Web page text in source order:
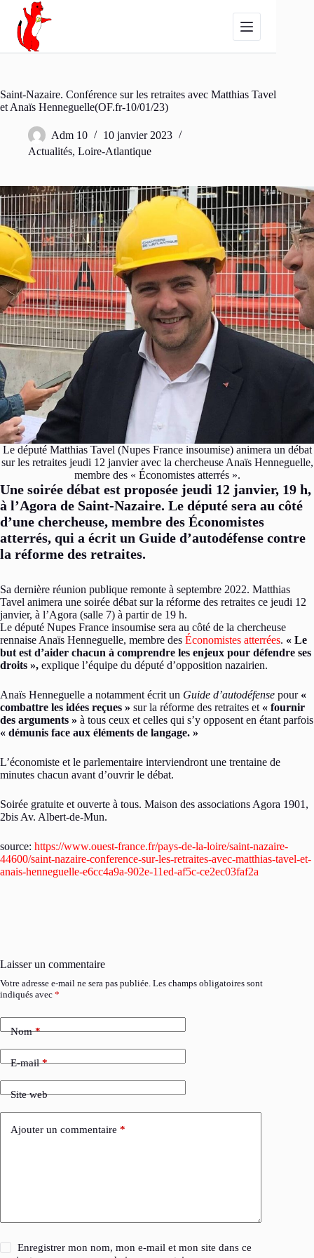
Passer
contenu
Saint-Nazaire. Conférence sur les retraites avec Matthias Tavel
et Anaïs Henneguelle(OF.fr-10/01/23)
Adm 10
10 janvier 2023
Actualités, Loire-Atlantique
Le député Matthias Tavel (Nupes France insoumise) animera un débat
sur les retraites jeudi 12 janvier avec la chercheuse Anaïs Henneguelle,
membre des « Économistes atterrés ».
Une soirée débat est proposée jeudi 12 janvier, 19 h,
à l’Agora de Saint-Nazaire. Le député sera au côté
d’une chercheuse, membre des Économistes
atterrés, qui a écrit un Guide d’autodéfense contre
la réforme des retraites.
Sa dernière réunion publique remonte à septembre 2022. Matthias
Tavel animera une soirée débat sur la réforme des retraites ce jeudi 12
janvier, à l’Agora (salle 7) à partir de 19 h.
Le député Nupes France insoumise sera au côté de la chercheuse
rennaise Anaïs Henneguelle, membre des Économistes atterrées. « Le
but est d’aider chacun à comprendre les enjeux pour défendre ses
droits », explique l’équipe du député d’opposition nazairien.
Anaïs Henneguelle a notamment écrit un Guide d’autodéfense pour «
combattre les idées reçues » sur la réforme des retraites et « fournir
des arguments » à tous ceux et celles qui s’y opposent en étant parfois
« démunis face aux éléments de langage. »
L’économiste et le parlementaire interviendront une trentaine de
minutes chacun avant d’ouvrir le débat.
Soirée gratuite et ouverte à tous. Maison des associations Agora 1901,
2bis Av. Albert-de-Mun.
source: https://www.ouest-france.fr/pays-de-la-loire/saint-nazaire-
44600/saint-nazaire-conference-sur-les-retraites-avec-matthias-tavel-et-
anais-henneguelle-e6cc4a9a-902e-11ed-af5c-ce2ec03faf2a
Laisser un commentaire
Votre adresse e-mail ne sera pas publiée. Les champs obligatoires sont
indiqués avec *
Nom*
E-mail*
Site web
Ajouter un commentaire *
Enregistrer mon nom, mon e-mail et mon site dans ce